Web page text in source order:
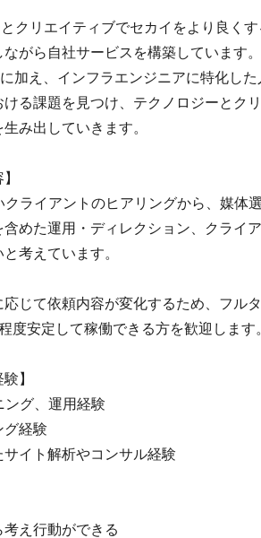
クリエイティブでセカイをより良く
ながら自社サービスを構築していま
加え、インフラエンジニアに特化し
る課題を見つけ、テクノロジーとク
み出していきます。
ライアントのヒアリングから、媒体
めた運用・ディレクション、クライ
考えています。
じて依頼内容が変化するため、フル
度安定して稼働できる方を歓迎します
】
ング、運用経験
グ経験
サイト解析やコンサル経験
考え行動ができる